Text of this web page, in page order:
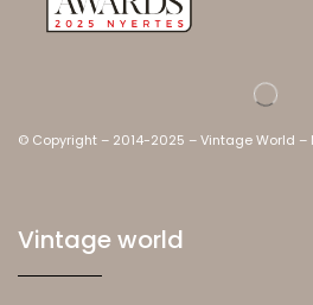
© Copyright – 2014-2025 – Vintage World
Vintage world